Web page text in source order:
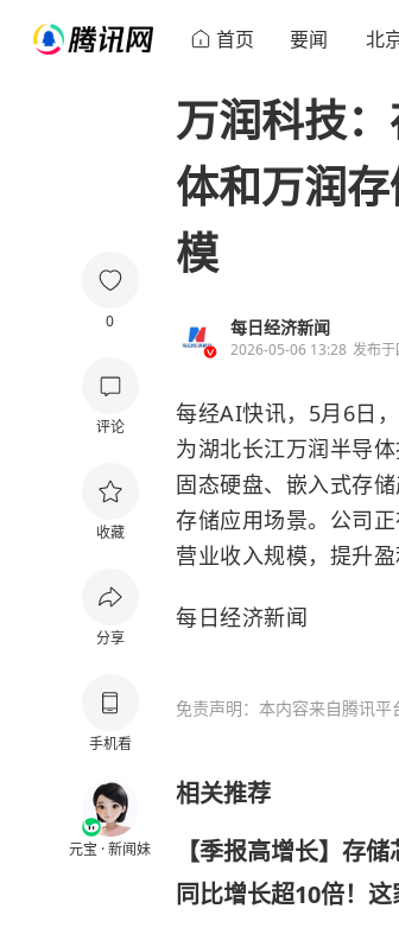
首页 要闻 北
0
评论
收藏
分享
手机看
元宝 · 新闻妹
万润科技
体和万润
模
每日经济新闻
2026-05-06 13:28 发布于
每经AI快讯，5月6日，
为湖北长江万润半导
固态硬盘、嵌入式存
存储应用场景。公司
营业收入规模，提升盈
每日经济新闻
免责声明：本内容来自腾讯平
相关推荐
【季报高增长】存
同比增长超10倍！